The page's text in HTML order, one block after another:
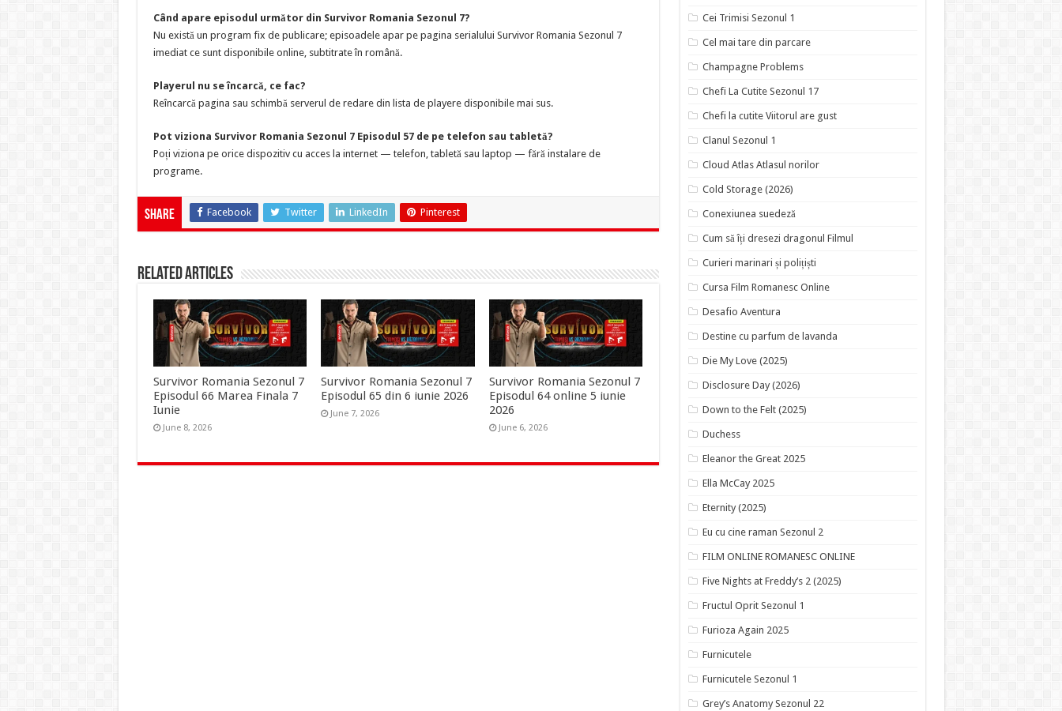
Când apare episodul următor din Survivor Romania Sezonul 7?
Nu există un program fix de publicare; episoadele apar pe pagina serialului Survivor Romania Sezonul 7
imediat ce sunt disponibile online, subtitrate în română.
Playerul nu se încarcă, ce fac?
Reîncarcă pagina sau schimbă serverul de redare din lista de playere disponibile mai sus.
Pot viziona Survivor Romania Sezonul 7 Episodul 57 de pe telefon sau tabletă?
Poți viziona pe orice dispozitiv cu acces la internet — telefon, tabletă sau laptop — fără instalare de
programe.
Share Facebook Twitter LinkedIn Pinterest
Related Articles
Survivor Romania Sezonul 7
Episodul 66 Marea Finala 7
Iunie
June 8, 2026
Survivor Romania Sezonul 7
Episodul 65 din 6 iunie 2026
June 7, 2026
Survivor Romania Sezonul 7
Episodul 64 online 5 iunie
2026
June 6, 2026
Cei Trimisi Sezonul 1
Cel mai tare din parcare
Champagne Problems
Chefi La Cutite Sezonul 17
Chefi la cutite Viitorul are gust
Clanul Sezonul 1
Cloud Atlas Atlasul norilor
Cold Storage (2026)
Conexiunea suedeză
Cum să îți dresezi dragonul Filmul
Curieri marinari și polițiști
Cursa Film Romanesc Online
Desafio Aventura
Destine cu parfum de lavanda
Die My Love (2025)
Disclosure Day (2026)
Down to the Felt (2025)
Duchess
Eleanor the Great 2025
Ella McCay 2025
Eternity (2025)
Eu cu cine raman Sezonul 2
FILM ONLINE ROMANESC ONLINE
Five Nights at Freddy’s 2 (2025)
Fructul Oprit Sezonul 1
Furioza Again 2025
Furnicutele
Furnicutele Sezonul 1
Grey’s Anatomy Sezonul 22